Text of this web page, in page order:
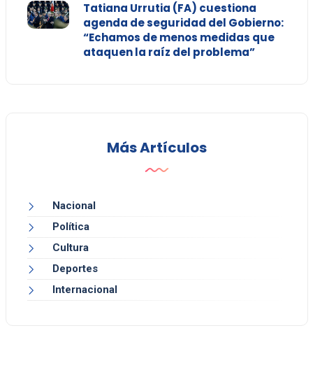
Tatiana Urrutia (FA) cuestiona
agenda de seguridad del Gobierno:
“Echamos de menos medidas que
ataquen la raíz del problema”
Más Artículos
Nacional
Política
Cultura
Deportes
Internacional